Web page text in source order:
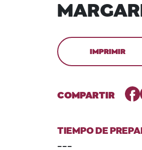
IMPRIMIR
COMPARTIR
TIEMPO DE
---